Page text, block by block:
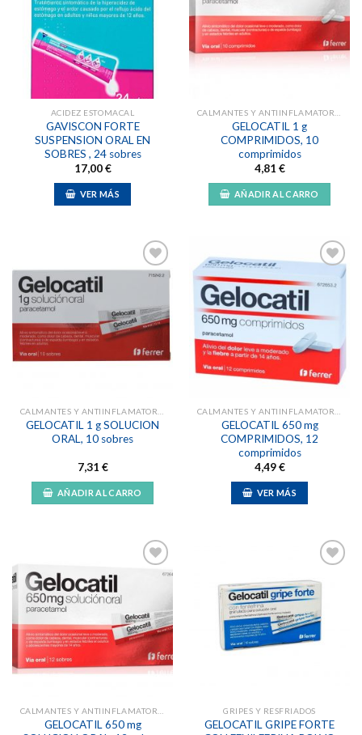
Añadir
a la
ACIDEZ ESTOMACAL
GAVISCON FORTE
SUSPENSION ORAL EN
SOBRES , 24 sobres
17,00€
VER MÁS
a la
deseos
GELOCATIL 1 g
COMPRIMIDOS, 10
comprimidos
4,81 €
AÑADIR AL CARRO
Añadir
a la
lista de
GELOCATIL 1 g SOLUCION
ORAL, 10 sobres
7,31 €
AÑADIR AL CARRO
a la
deseos
GELOCATIL 650 mg
COMPRIMIDOS, 12
comprimidos
4,49€
VER MÁS
a la
lista de
deseos
GELOCATIL 650 mg
a la
lista de
deseos
GRIPES Y RESFRIADOS
GELOCATIL GRIPE FORTE